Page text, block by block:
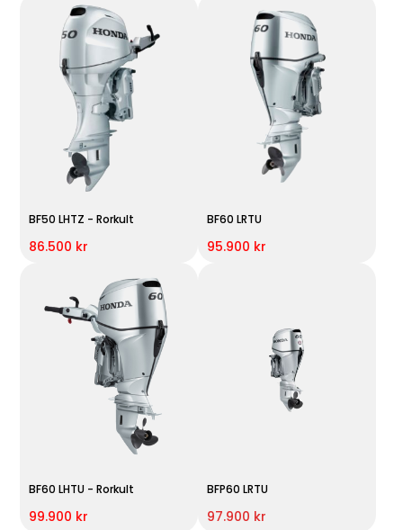
BF50 LHTZ - Rorkult
86.500 kr
BF60 LRTU
95.900 kr
BF60 LHTU - Rorkult
99.900 kr
BFP60 LRTU
97.900 kr